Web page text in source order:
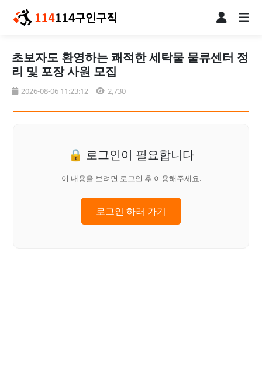
초보자도 환영하는 쾌적한 세탁물 물류센터 정
리 및 포장 사원 모집
2026-08-06 11:23:12 2,730
🔒 로그인이 필요합니다
이 내용을 보려면 로그인 후 이용해주세요.
로그인 하러 가기